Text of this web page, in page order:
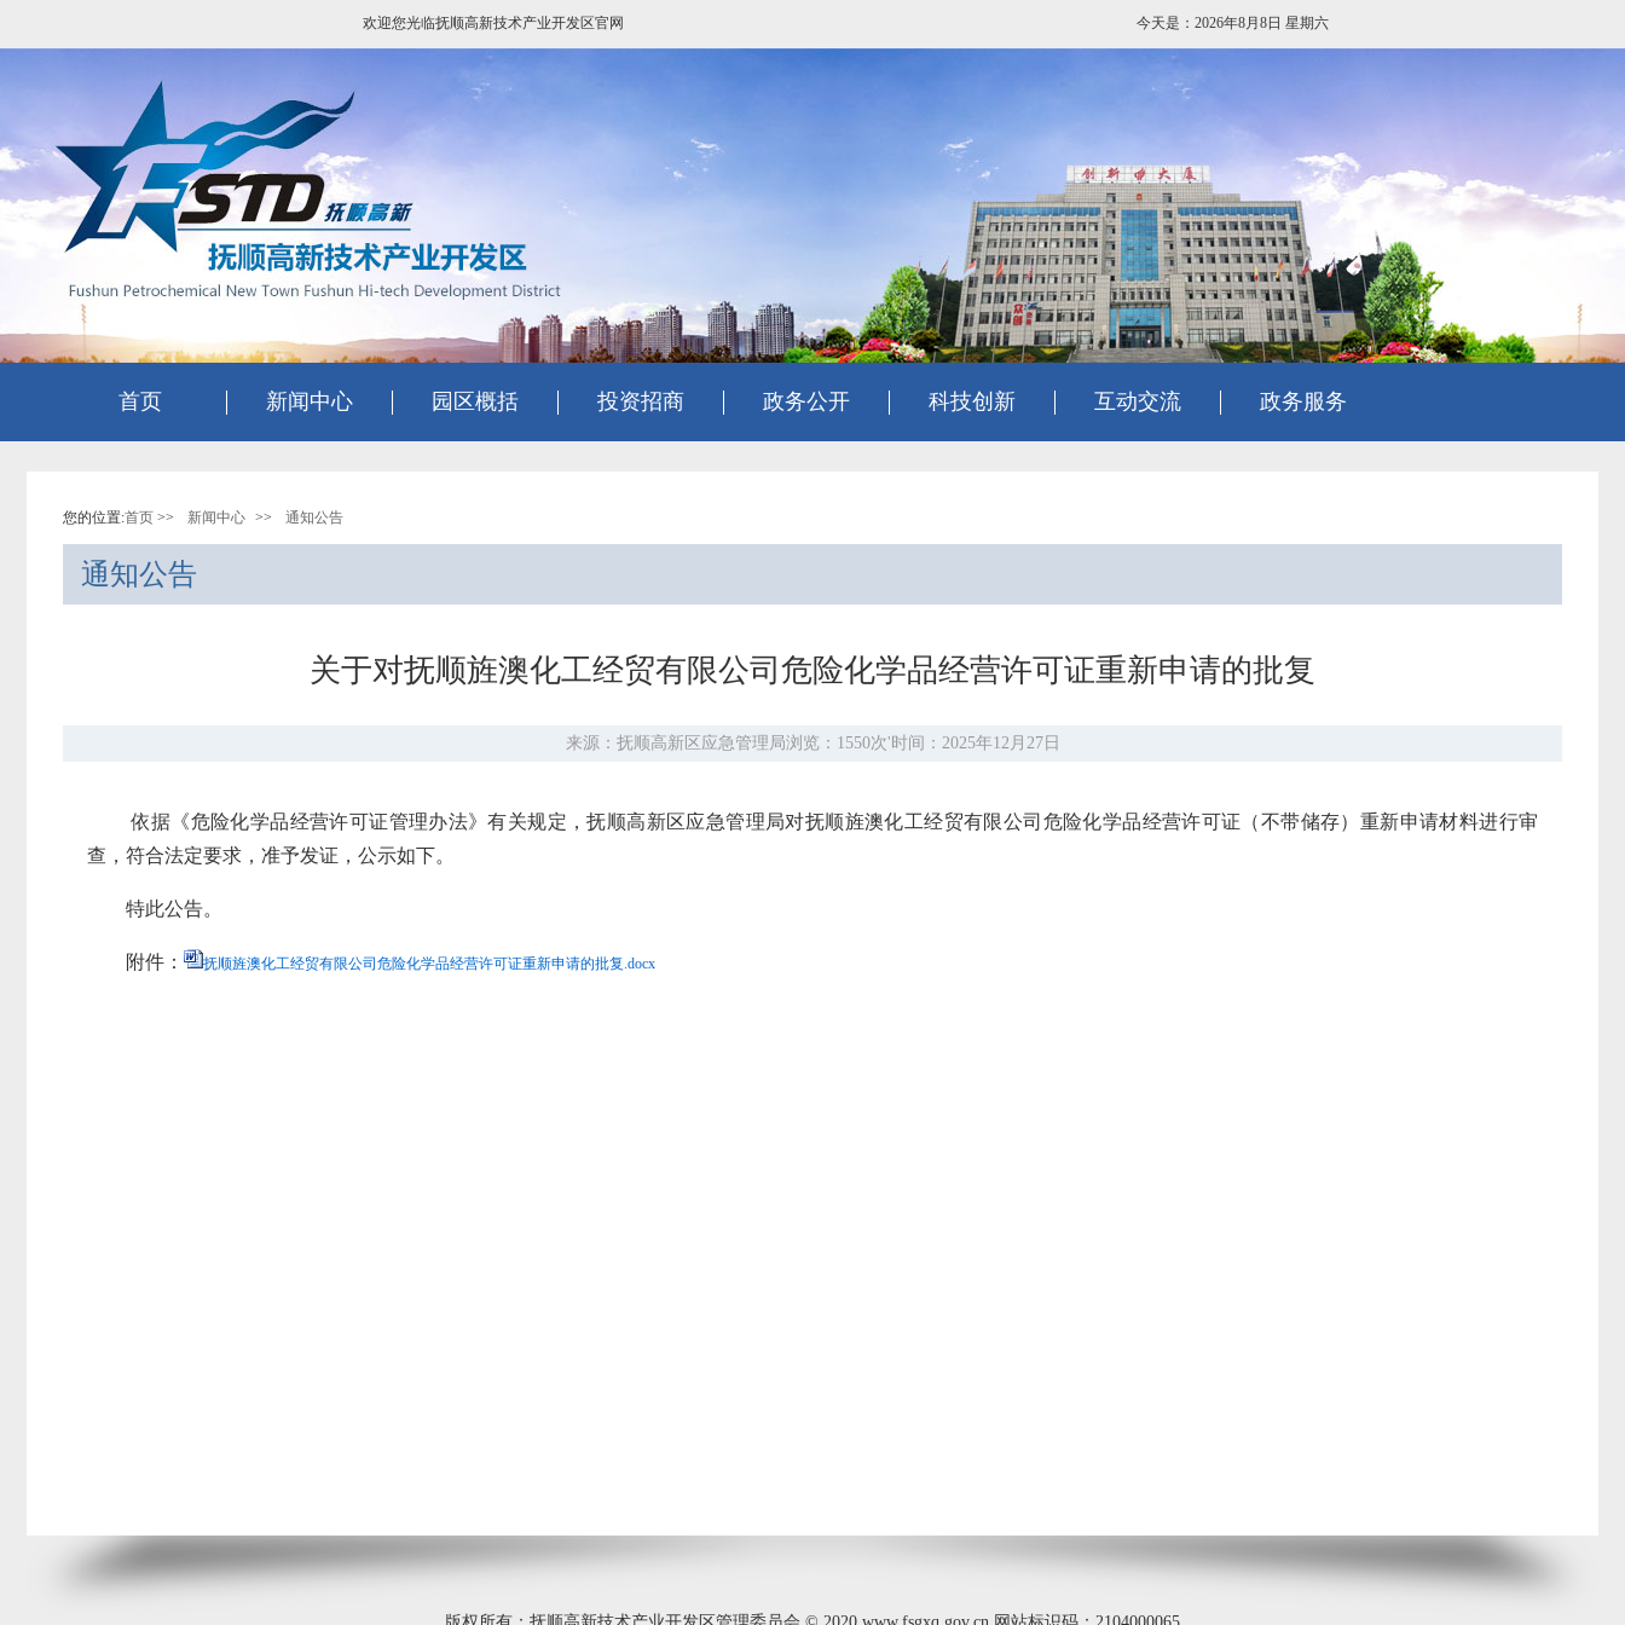
欢迎您光临抚顺高新技术产业开发区官网 今天是：2026年8月8日 星期六
首页 新闻中心 园区概括 投资招商 政务公开 科技创新 互动交流 政务服务
您的位置:首页 >> 新闻中心 >> 通知公告
通知公告
关于对抚顺旌澳化工经贸有限公司危险化学品经营许可证重新申请的批复
来源：抚顺高新区应急管理局浏览：1550次'时间：2025年12月27日
依据《危险化学品经营许可证管理办法》有关规定，抚顺高新区应急管理局对抚顺旌澳化工经贸有限公司危险化学品经营许可证（不带储存）重新申请材料进行审
查，符合法定要求，准予发证，公示如下。
特此公告。
附件： 抚顺旌澳化工经贸有限公司危险化学品经营许可证重新申请的批复.docx